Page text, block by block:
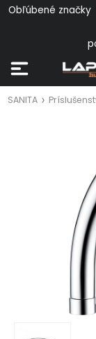
Obľúbené značky
SANITA